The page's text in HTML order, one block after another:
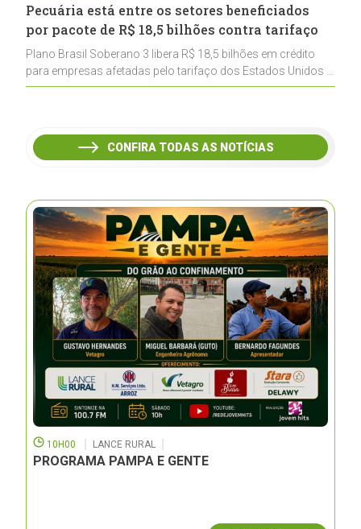
Pecuária está entre os setores beneficiados
por pacote de R$ 18,5 bilhões contra tarifaço
Plano Brasil Soberano 3 libera R$ 18,5 bilhões em crédito
para empresas afetadas pelo tarifaço dos Estados Unidos e
inclui a pecuária entre os setores estratégicos
CONFIRA TODAS AS NOTÍCIAS
10H00 LANCE RURAL
PROGRAMA PAMPA E GENTE